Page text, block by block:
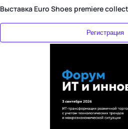
Выставка Euro Shoes premiere
Регистрация